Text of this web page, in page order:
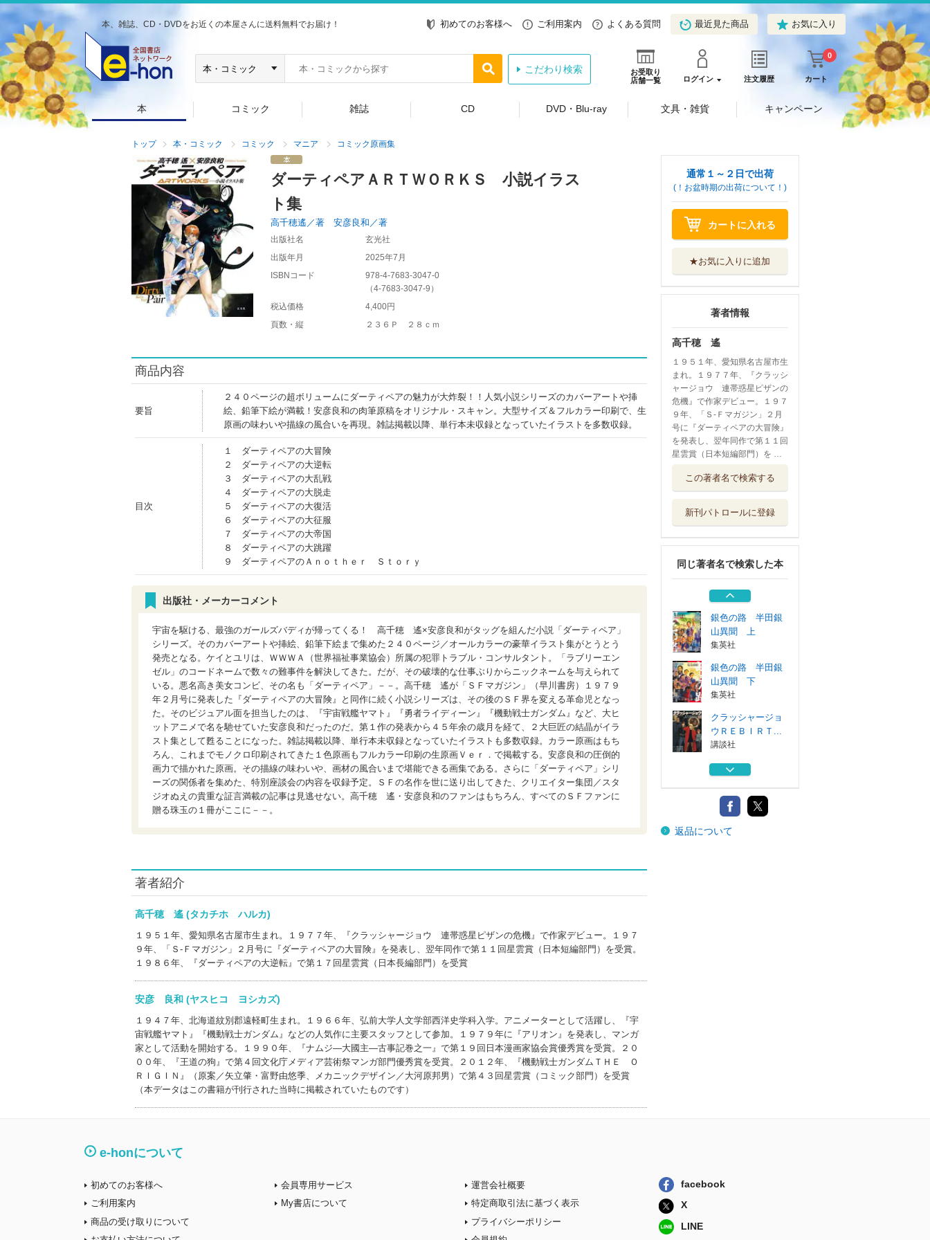
本、雑誌、CD・DVDをお近くの本屋さんに送料無料でお届け！ 初めてのお客様へ ご利用案内 よくある質問 最近見た商品 お気に入り
お受取り
店舗一覧
ログイン 注文履歴 カート
0
こだわり検索
本 コミック 雑誌 CD DVD・Blu-ray 文具・雑貨 キャンペーン
トップ 本・コミック コミック マニア コミック原画集
ダーティペアＡＲＴＷＯＲＫＳ 小説イラス
ト集
高千穂遙／著 安彦良和／著
出版社名
玄光社
出版年月
2025年7月
ISBNコード
978-4-7683-3047-0
（4-7683-3047-9 ）
税込価格
4,400円
頁数・縦
２３６Ｐ ２８ｃｍ
商品内容
要旨
２４０ページの超ボリュームにダーティペアの魅力が大炸裂！！人気小説シリーズのカバーアートや挿
絵、鉛筆下絵が満載！安彦良和の肉筆原稿をオリジナル・スキャン。大型サイズ＆フルカラー印刷で、生
原画の味わいや描線の風合いを再現。雑誌掲載以降、単行本未収録となっていたイラストを多数収録。
目次
１ ダーティペアの大冒険
２ ダーティペアの大逆転
３ ダーティペアの大乱戦
４ ダーティペアの大脱走
５ ダーティペアの大復活
６ ダーティペアの大征服
７ ダーティペアの大帝国
８ ダーティペアの大跳躍
９ ダーティペアのＡｎｏｔｈｅｒ Ｓｔｏｒｙ
出版社・メーカーコメント
宇宙を駆ける、最強のガールズバディが帰ってくる！ 高千穂 遙×安彦良和がタッグを組んだ小説「ダーティペア」
シリーズ。そのカバーアートや挿絵、鉛筆下絵まで集めた２４０ページ／オールカラーの豪華イラスト集がとうとう
発売となる。ケイとユリは、ＷＷＷＡ（世界福祉事業協会）所属の犯罪トラブル・コンサルタント。「ラブリーエン
ゼル」のコードネームで数々の難事件を解決してきた。だが、その破壊的な仕事ぶりからニックネームを与えられて
いる。悪名高き美女コンビ、その名も「ダーティペア」－－。高千穂 遙が「ＳＦマガジン」（早川書房）１９７９
年２月号に発表した『ダーティペアの大冒険』と同作に続く小説シリーズは、その後のＳＦ界を変える革命児となっ
た。そのビジュアル面を担当したのは、『宇宙戦艦ヤマト』『勇者ライディーン』『機動戦士ガンダム』など、大ヒ
ットアニメで名を馳せていた安彦良和だったのだ。第１作の発表から４５年余の歳月を経て、２大巨匠の結晶がイラ
スト集として甦ることになった。雑誌掲載以降、単行本未収録となっていたイラストも多数収録。カラー原画はもち
ろん、これまでモノクロ印刷されてきた１色原画もフルカラー印刷の生原画Ｖｅｒ．で掲載する。安彦良和の圧倒的
画力で描かれた原画。その描線の味わいや、画材の風合いまで堪能できる画集である。さらに「ダーティペア」シリ
ーズの関係者を集めた、特別座談会の内容を収録予定。ＳＦの名作を世に送り出してきた、クリエイター集団／スタ
ジオぬえの貴重な証言満載の記事は見逃せない。高千穂 遙・安彦良和のファンはもちろん、すべてのＳＦファンに
贈る珠玉の１冊がここに－－。
著者紹介
高千穂 遙 (タカチホ ハルカ)
１９５１年、愛知県名古屋市生まれ。１９７７年、『クラッシャージョウ 連帯惑星ピザンの危機』で作家デビュー。１９７
９年、「Ｓ‐Ｆマガジン」２月号に『ダーティペアの大冒険』を発表し、翌年同作で第１１回星雲賞（日本短編部門）を受賞。
１９８６年、『ダーティペアの大逆転』で第１７回星雲賞（日本長編部門）を受賞
安彦 良和 (ヤスヒコ ヨシカズ)
１９４７年、北海道紋別郡遠軽町生まれ。１９６６年、弘前大学人文学部西洋史学科入学。アニメーターとして活躍し、『宇
宙戦艦ヤマト』『機動戦士ガンダム』などの人気作に主要スタッフとして参加。１９７９年に『アリオン』を発表し、マンガ
家として活動を開始する。１９９０年、『ナムジ―大國主―古事記巻之一』で第１９回日本漫画家協会賞優秀賞を受賞。２０
００年、『王道の狗』で第４回文化庁メディア芸術祭マンガ部門優秀賞を受賞。２０１２年、『機動戦士ガンダムＴＨＥ Ｏ
ＲＩＧＩＮ』（原案／矢立肇・富野由悠季、メカニックデザイン／大河原邦男）で第４３回星雲賞（コミック部門）を受賞
（本データはこの書籍が刊行された当時に掲載されていたものです）
通常１～２日で出荷
(！お盆時期の出荷について！)
カートに入れる
★お気に入りに追加
著者情報
高千穂 遙
１９５１年、愛知県名古屋市生
まれ。１９７７年、『クラッシ
ャージョウ 連帯惑星ピザンの
危機』で作家デビュー。１９７
９年、「Ｓ‐Ｆマガジン」２月
号に『ダーティペアの大冒険』
を発表し、翌年同作で第１１回
星雲賞（日本短編部門）を …
この著者名で検索する
新刊パトロールに登録
同じ著者名で検索した本
ウＲＥＢＩＲＴ...
原点ＴＨＥ ＯＲ
岩波書店
安彦良和の歴史画
報 著者が語る...
玄光社
銀色の路 半田銀
山異聞 上
集英社
銀色の路 半田銀
山異聞 下
集英社
クラッシャージョ
ウＲＥＢＩＲＴ...
講談社
原点ＴＨＥ ＯＲ
岩波書店
安彦良和の歴史画
報 著者が語る...
返品について
e-honについて
初めてのお客様へ
ご利用案内
商品の受け取りについて
会員専用サービス
My書店について
運営会社概要
特定商取引法に基づく表示
プライバシーポリシー
facebook
X
LINE